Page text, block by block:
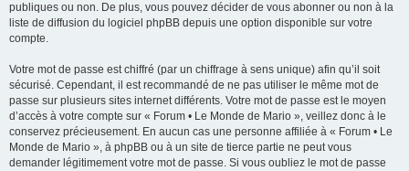
publiques ou non. De plus, vous pouvez décider de vous abonner ou non à la
liste de diffusion du logiciel phpBB depuis une option disponible sur votre
compte.
Votre mot de passe est chiffré (par un chiffrage à sens unique) afin qu’il soit
sécurisé. Cependant, il est recommandé de ne pas utiliser le même mot de
passe sur plusieurs sites internet différents. Votre mot de passe est le moyen
d’accès à votre compte sur « Forum • Le Monde de Mario », veillez donc à le
conservez précieusement. En aucun cas une personne affiliée à « Forum • Le
Monde de Mario », à phpBB ou à un site de tierce partie ne peut vous
demander légitimement votre mot de passe. Si vous oubliez le mot de passe